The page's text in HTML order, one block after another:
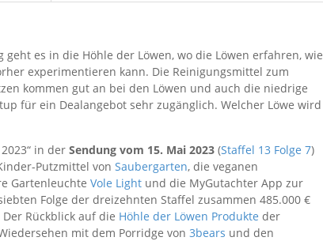
es in die Höhle der Löwen, wo die Löwen erfahren, wie
experimentieren kann. Die Reinigungsmittel zum
kommen gut an bei den Löwen und auch die niedrige
für ein Dealangebot sehr zugänglich. Welcher Löwe wird
in der Sendung vom 15. Mai 2023 (Staffel 13 Folge 7)
Putzmittel von Saubergarten, die veganen
Gartenleuchte Vole Light und die MyGutachter App zur
Folge der dreizehnten Staffel zusammen 485.000 €
Rückblick auf die Höhle der Löwen Produkte der
mit dem Porridge von 3bears und den